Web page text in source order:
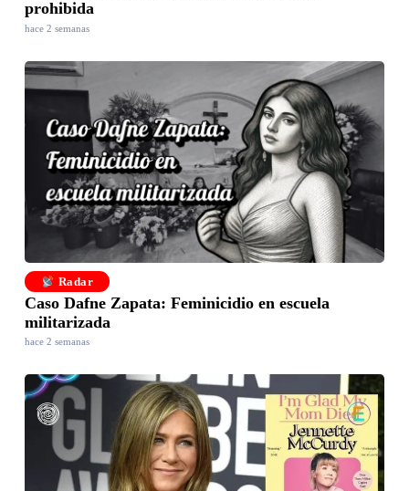
prohibida
hace 2 semanas
Radar
Caso Dafne Zapata: Feminicidio en escuela
militarizada
hace 2 semanas